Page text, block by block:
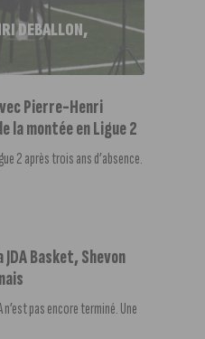
DEBALLON,
Pierre-Henri
la montée en Ligue 2
2 après trois ans d’absence.
Basket, Shevon
pas encore terminé. Une